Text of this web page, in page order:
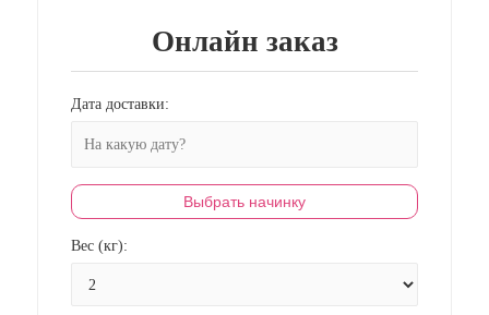
Онлайн заказ
Дата доставки:
Выбрать начинку
Вес (кг):